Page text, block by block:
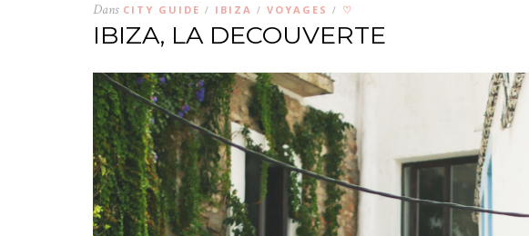
Dans CITY GUIDE / IBIZA / VOYAGES / ♡
IBIZA, LA DECOUVERTE